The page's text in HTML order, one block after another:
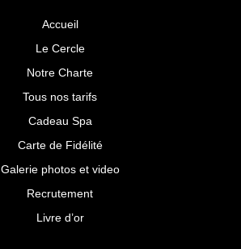
p
l
u
s
g
Accueil
Le Cercle
Notre Charte
Tous nos tarifs
Cadeau Spa
Carte de Fidélité
Galerie photos et video
Recrutement
Livre d’or